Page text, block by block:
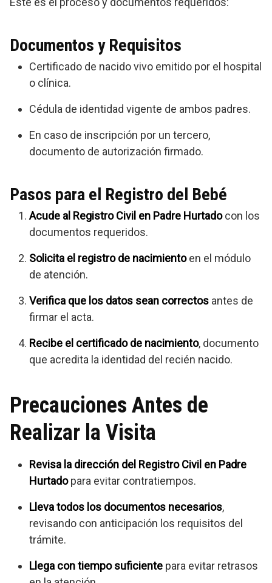
Documentos y Requisitos
Certificado de nacido vivo emitido por el hospital
o clínica.
Cédula de identidad vigente de ambos padres.
En caso de inscripción por un tercero,
documento de autorización firmado.
Pasos para el Registro del Bebé
Acude al Registro Civil en Padre Hurtadocon los
documentos requeridos.
Solicita el registro de nacimientoen el módulo
de atención.
Verifica que los datos sean correctos antes de
firmar el acta.
Recibe el certificado de nacimiento, documento
que acredita la identidad del recién nacido.
Precauciones Antes de
Realizar la Visita
Revisa la dirección del Registro Civil en Padre
Hurtadopara evitar contratiempos.
Lleva todos los documentos necesarios,
revisando con anticipación los requisitos del
trámite.
Llega con tiempo suficiente para evitar retrasos